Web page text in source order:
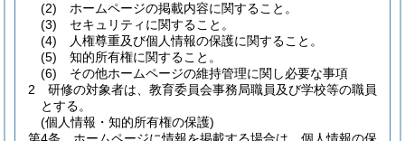
(2)
ホームページの掲載内容に関すること。
(3)
セキュリティに関すること。
(4)
人権尊重及び個人情報の保護に関すること。
(5)
知的所有権に関すること。
(6)
その他ホームページの維持管理に関し必要な事項
2
研修の対象者は、教育委員会事務局職員及び学校等の職員
とする。
(個人情報・知的所有権の保護)